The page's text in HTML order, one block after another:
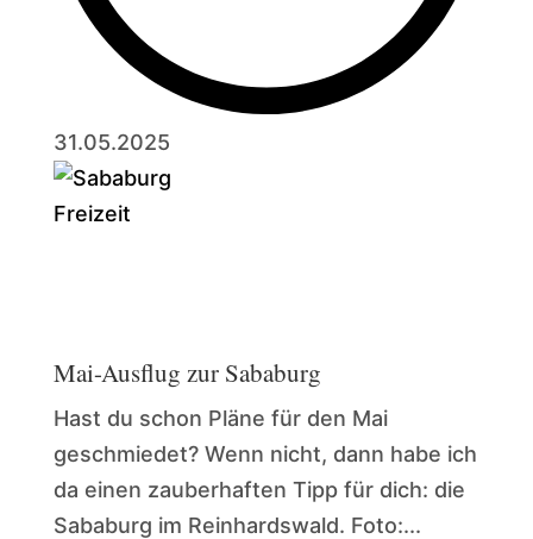
31.05.2025
Freizeit
Mai-Ausflug zur Sababurg
Hast du schon Pläne für den Mai
geschmiedet? Wenn nicht, dann habe ich
da einen zauberhaften Tipp für dich: die
Sababurg im Reinhardswald. Foto:...